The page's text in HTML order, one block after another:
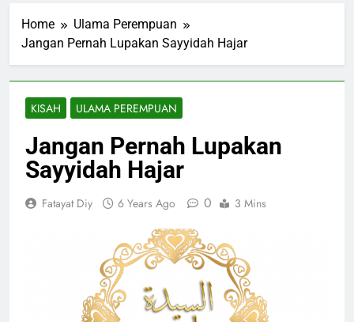
Home
Ulama Perempuan
Jangan Pernah Lupakan Sayyidah Hajar
KISAH ULAMA PEREMPUAN
Jangan Pernah Lupakan
Sayyidah Hajar
Fatayat Diy 6 Years Ago 0 3 Mins